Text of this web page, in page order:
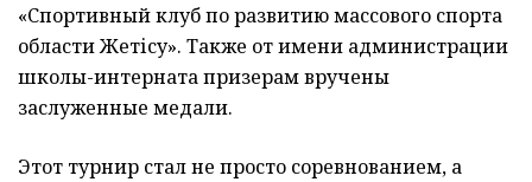
«Спортивный клуб по развитию массового спорта
области Жетісу». Также от имени администрации
школы-интерната призерам вручены
заслуженные медали.
​Этот турнир стал не просто соревнованием, а